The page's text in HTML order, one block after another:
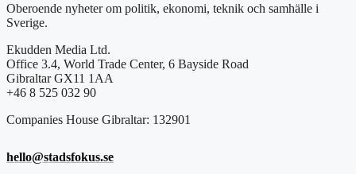
Oberoende nyheter om politik, ekonomi, teknik och samhälle i
Sverige.
Ekudden Media Ltd.
Office 3.4, World Trade Center, 6 Bayside Road
Gibraltar GX11 1AA
+46 8 525 032 90
Companies House Gibraltar: 132901
hello@stadsfokus.se